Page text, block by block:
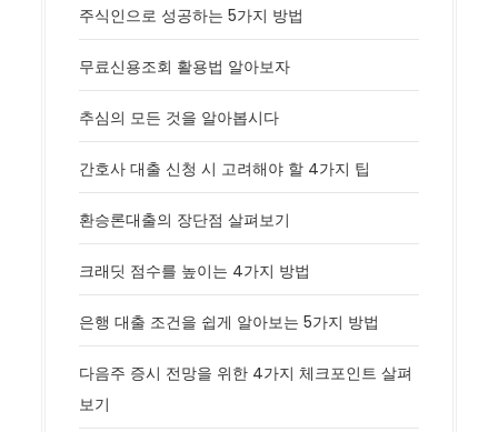
주식인으로 성공하는 5가지 방법
무료신용조회 활용법 알아보자
추심의 모든 것을 알아봅시다
간호사 대출 신청 시 고려해야 할 4가지 팁
환승론대출의 장단점 살펴보기
크래딧 점수를 높이는 4가지 방법
은행 대출 조건을 쉽게 알아보는 5가지 방법
다음주 증시 전망을 위한 4가지 체크포인트 살펴
보기